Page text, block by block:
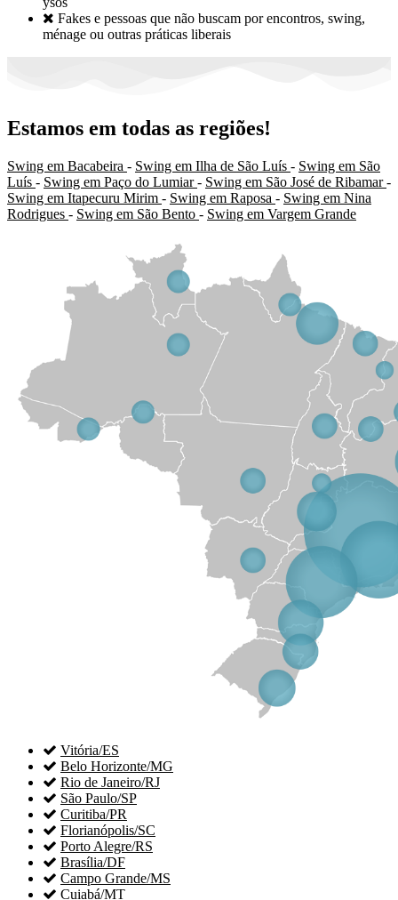
 Fakes e pessoas que não buscam por encontros, swing,
ménage ou outras práticas liberais
Estamos em todas as regiões!
Swing em Bacabeira - Swing em Ilha de São Luís - Swing em São
Luís - Swing em Paço do Lumiar- Swing em São José de Ribamar-
Swing em Itapecuru Mirim - Swing em Raposa - Swing em Nina
Rodrigues - Swing em São Bento - Swing em Vargem Grande
 Vitória/ES
 Belo Horizonte/MG
 Rio de Janeiro/RJ
 São Paulo/SP
 Curitiba/PR
 Florianópolis/SC
 Porto Alegre/RS
 Brasília/DF
 Campo Grande/MS
 Cuiabá/MT